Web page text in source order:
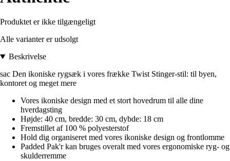
Produktet er ikke tilgængeligt
Alle varianter er udsolgt
Beskrivelse
sac Den ikoniske rygsæk i vores frække Twist Stinger-stil: til byen,
kontoret og meget mere
Vores ikoniske design med et stort hovedrum til alle dine
hverdagsting
Højde: 40 cm, bredde: 30 cm, dybde: 18 cm
Fremstillet af 100 % polyesterstof
Hold dig organiseret med vores ikoniske design og frontlomme
Padded Pak'r kan bruges overalt med vores ergonomiske ryg- og
skulderremme